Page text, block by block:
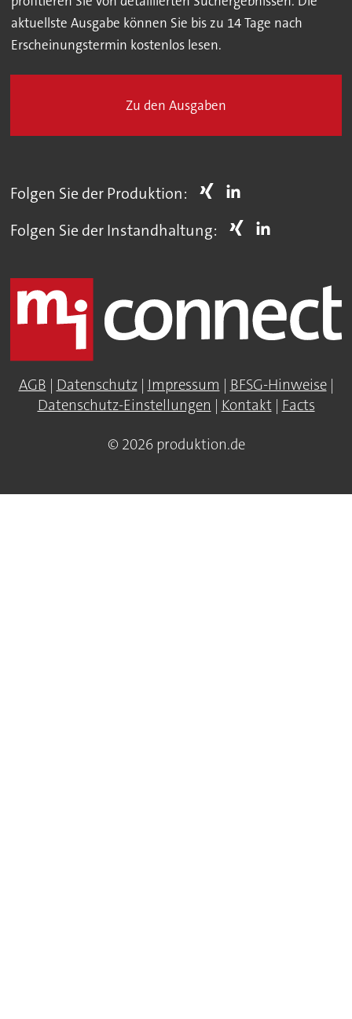
aktuellste Ausgabe können Sie bis zu 14 Tage nach
Erscheinungstermin kostenlos lesen.
Zu den Ausgaben
Folgen Sie der Produktion:
Folgen Sie der Instandhaltung:
AGB | Datenschutz| Impressum | BFSG-Hinweise|
Datenschutz-Einstellungen | Kontakt| Facts
© 2026 produktion.de